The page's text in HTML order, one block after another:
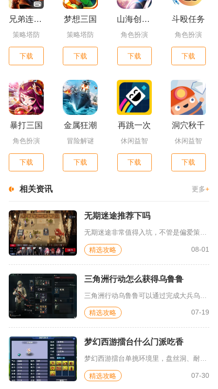
兄弟连3：战争之子
策略塔防
下载
梦想三国
策略塔防
下载
山海创世录一剑天逆
角色扮演
下载
斗殴任务
角色扮演
下载
暴打三国
角色扮演
下载
金属狂潮
冒险解谜
下载
再跳一次
休闲益智
下载
洞穴秋千
休闲益智
下载
相关资讯 更多+
无期迷途推荐下吗
无期迷途非常值得入坑，不管是偏爱策略塔防玩法、看重剧情人设，...
精选攻略 08-01
三角洲行动怎么获得乌鲁鲁
三角洲行动乌鲁鲁可以通过完成大兵乌鲁鲁系列限时任务免费解锁，...
精选攻略 07-19
梦幻西游擂台什么门派吃香
梦幻西游擂台单挑环境里，盘丝洞、耐属性花果山、咒师普陀、神木...
精选攻略 07-30